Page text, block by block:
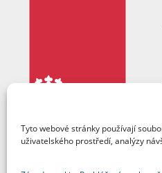
Tyto webové stránky používají
uživatelského prostředí, analýzy